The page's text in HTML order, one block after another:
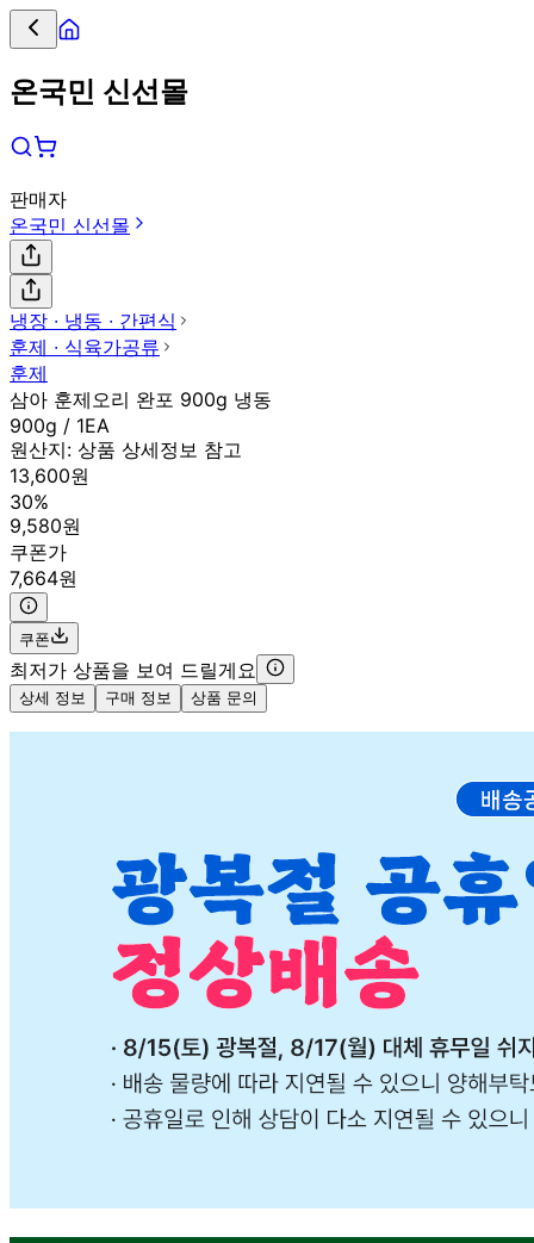
온국민 신선몰
판매자
온국민 신선몰
냉장 ∙ 냉동 ∙ 간편식
훈제 ∙ 식육가공류
훈제
삼아 훈제오리 완포 900g 냉동
900g / 1EA
원산지: 상품 상세정보 참고
13,600원
30%
9,580원
쿠폰가
7,664원
쿠폰
최저가 상품을 보여 드릴게요
상세 정보 구매 정보 상품 문의